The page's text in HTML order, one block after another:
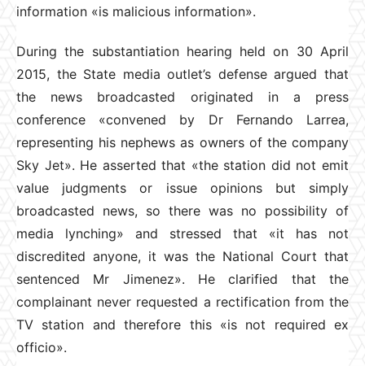
information «is malicious information».
During the substantiation hearing held on 30 April
2015, the State media outlet’s defense argued that
the news broadcasted originated in a press
conference «convened by Dr Fernando Larrea,
representing his nephews as owners of the company
Sky Jet». He asserted that «the station did not emit
value judgments or issue opinions but simply
broadcasted news, so there was no possibility of
media lynching» and stressed that «it has not
discredited anyone, it was the National Court that
sentenced Mr Jimenez». He clarified that the
complainant never requested a rectification from the
TV station and therefore this «is not required ex
officio».